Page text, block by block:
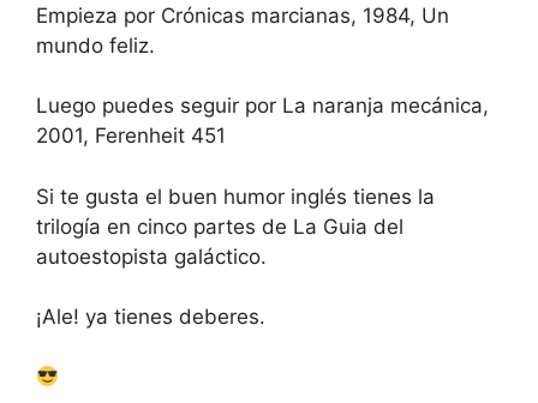
Empieza por Crónicas marcianas, 1984, Un
mundo feliz.
Luego puedes seguir por La naranja mecánica,
2001, Ferenheit 451
Si te gusta el buen humor inglés tienes la
trilogía en cinco partes de La Guia del
autoestopista galáctico.
¡Ale! ya tienes deberes.